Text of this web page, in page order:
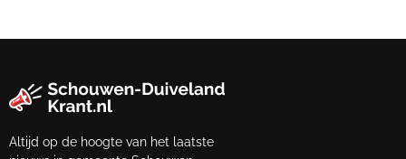
Altijd op de hoogte van het laatste